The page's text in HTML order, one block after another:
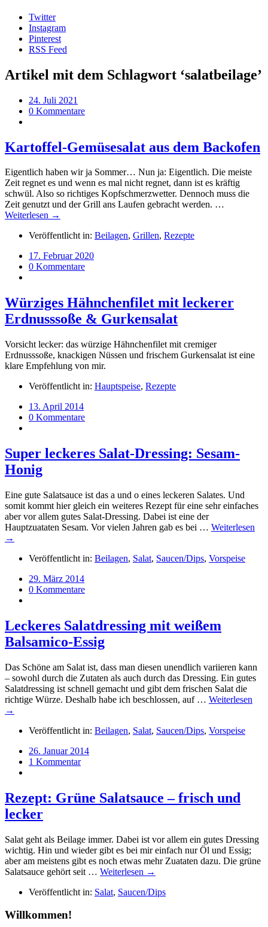
Twitter
Instagram
Pinterest
RSS Feed
Artikel mit dem Schlagwort ‘salatbeilage’
24. Juli 2021
0 Kommentare
Kartoffel-Gemüsesalat aus dem Backofen
Eigentlich haben wir ja Sommer… Nun ja: Eigentlich. Die meiste
Zeit regnet es und wenn es mal nicht regnet, dann ist es kräftig
schwül. Also so richtiges Kopfschmerzwetter. Dennoch muss die
Zeit genutzt und der Grill ans Laufen gebracht werden. …
Weiterlesen →
Veröffentlicht in: Beilagen, Grillen, Rezepte
17. Februar 2020
0 Kommentare
Würziges Hähnchenfilet mit leckerer
Erdnusssoße & Gurkensalat
Vorsicht lecker: das würzige Hähnchenfilet mit cremiger
Erdnusssoße, knackigen Nüssen und frischem Gurkensalat ist eine
klare Empfehlung von mir.
Veröffentlicht in: Hauptspeise, Rezepte
13. April 2014
0 Kommentare
Super leckeres Salat-Dressing: Sesam-
Honig
Eine gute Salatsauce ist das a und o eines leckeren Salates. Und
somit kommt hier gleich ein weiteres Rezept für eine sehr einfaches
aber vor allem gutes Salat-Dressing. Dabei ist eine der
Hauptzuataten Sesam. Vor vielen Jahren gab es bei … Weiterlesen
→
Veröffentlicht in: Beilagen, Salat, Saucen/Dips, Vorspeise
29. März 2014
0 Kommentare
Leckeres Salatdressing mit weißem
Balsamico-Essig
Das Schöne am Salat ist, dass man diesen unendlich variieren kann
– sowohl durch die Zutaten als auch durch das Dressing. Ein gutes
Salatdressing ist schnell gemacht und gibt dem frischen Salat die
richtige Würze. Deshalb habe ich beschlossen, auf … Weiterlesen
→
Veröffentlicht in: Beilagen, Salat, Saucen/Dips, Vorspeise
26. Januar 2014
1 Kommentar
Rezept: Grüne Salatsauce – frisch und
lecker
Salat geht als Beilage immer. Dabei ist vor allem ein gutes Dressing
wichtig. Hin und wieder gibt es bei mir einfach nur Öl und Essig;
aber am meistens gibt es noch etwas mehr Zuataten dazu. Die grüne
Salatsauce gehört seit … Weiterlesen →
Veröffentlicht in: Salat, Saucen/Dips
Willkommen!